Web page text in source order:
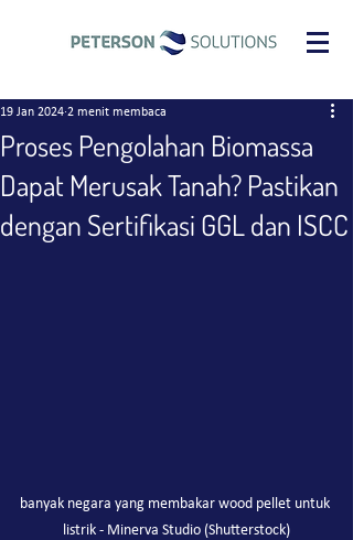
Proses Pengolahan Biomassa
Dapat Merusak Tanah? Pastikan
dengan Sertifikasi GGL dan ISCC
19 Jan 2024 2 menit membaca
banyak negara yang membakar wood pellet untuk
listrik - Minerva Studio (Shutterstock)